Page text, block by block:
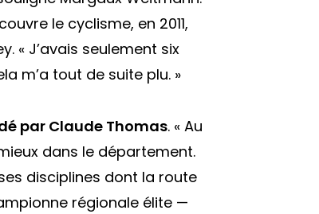
le cyclisme, en 2011,
« J’avais seulement six
m’a tout de suite plu. »
par Claude Thomas. « Au
dans le département.
disciplines dont la route
régionale élite —